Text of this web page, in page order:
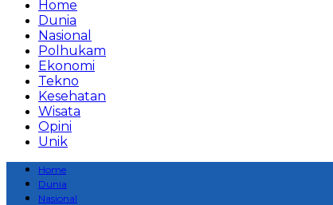
Home
Dunia
Nasional
Polhukam
Ekonomi
Tekno
Kesehatan
Wisata
Opini
Unik
Home
Dunia
Nasional